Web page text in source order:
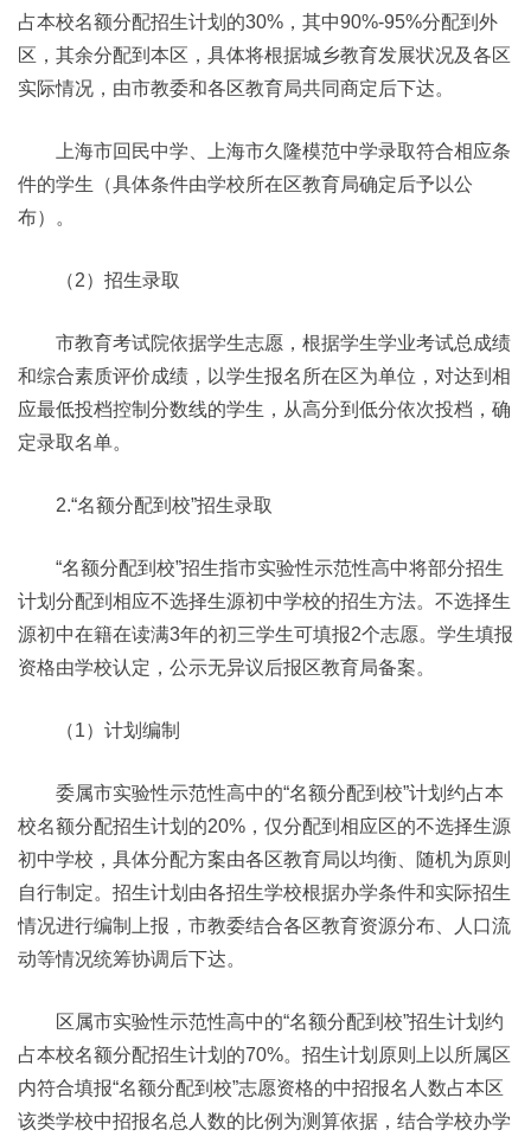
占本校名额分配招生计划的30%，其中90%-95%分配到外
区，其余分配到本区，具体将根据城乡教育发展状况及各区
实际情况，由市教委和各区教育局共同商定后下达。
上海市回民中学、上海市久隆模范中学录取符合相应条
件的学生（具体条件由学校所在区教育局确定后予以公
布）。
（2）招生录取
市教育考试院依据学生志愿，根据学生学业考试总成绩
和综合素质评价成绩，以学生报名所在区为单位，对达到相
应最低投档控制分数线的学生，从高分到低分依次投档，确
定录取名单。
2.“名额分配到校”招生录取
“名额分配到校”招生指市实验性示范性高中将部分招生
计划分配到相应不选择生源初中学校的招生方法。不选择生
源初中在籍在读满3年的初三学生可填报2个志愿。学生填报
资格由学校认定，公示无异议后报区教育局备案。
（1）计划编制
委属市实验性示范性高中的“名额分配到校”计划约占本
校名额分配招生计划的20%，仅分配到相应区的不选择生源
初中学校，具体分配方案由各区教育局以均衡、随机为原则
自行制定。招生计划由各招生学校根据办学条件和实际招生
情况进行编制上报，市教委结合各区教育资源分布、人口流
动等情况统筹协调后下达。
区属市实验性示范性高中的“名额分配到校”招生计划约
占本校名额分配招生计划的70%。招生计划原则上以所属区
内符合填报“名额分配到校”志愿资格的中招报名人数占本区
该类学校中招报名总人数的比例为测算依据，结合学校办学